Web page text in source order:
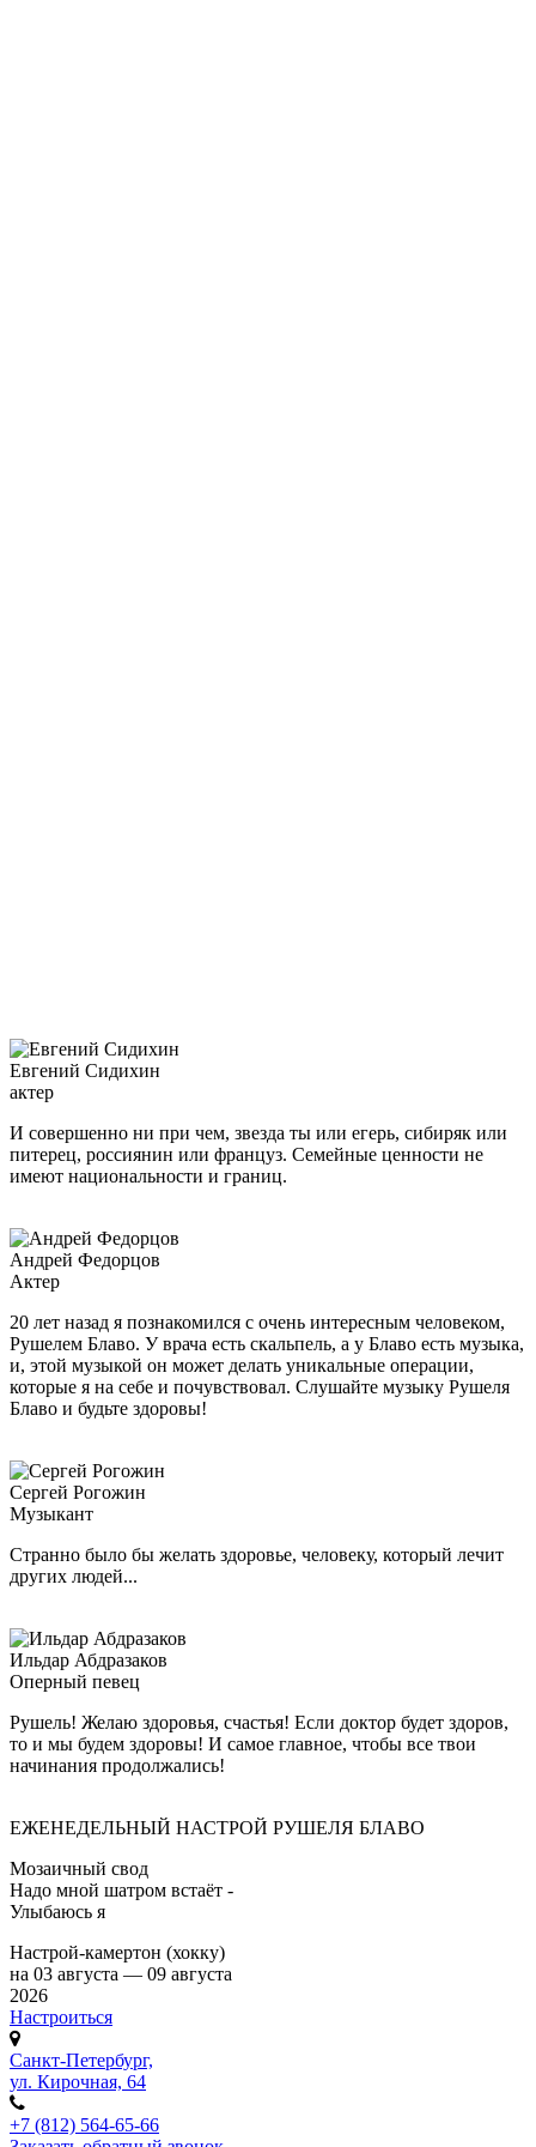
Евгений Сидихин
актер
И совершенно ни при чем, звезда ты или егерь, сибиряк или
питерец, россиянин или француз. Семейные ценности не
имеют национальности и границ.
Андрей Федорцов
Актер
20 лет назад я познакомился с очень интересным человеком,
Рушелем Блаво. У врача есть скальпель, а у Блаво есть музыка,
и, этой музыкой он может делать уникальные операции,
которые я на себе и почувствовал. Слушайте музыку Рушеля
Блаво и будьте здоровы!
Сергей Рогожин
Музыкант
Странно было бы желать здоровье, человеку, который лечит
других людей...
Ильдар Абдразаков
Оперный певец
Рушель! Желаю здоровья, счастья! Если доктор будет здоров,
то и мы будем здоровы! И самое главное, чтобы все твои
начинания продолжались!
ЕЖЕНЕДЕЛЬНЫЙ НАСТРОЙ РУШЕЛЯ БЛАВО
Мозаичный свод
Надо мной шатром встаёт -
Улыбаюсь я
Настрой-камертон (хокку)
на 03 августа — 09 августа
2026
Настроиться
Санкт-Петербург,
ул. Кирочная, 64
+7 (812) 564-65-66